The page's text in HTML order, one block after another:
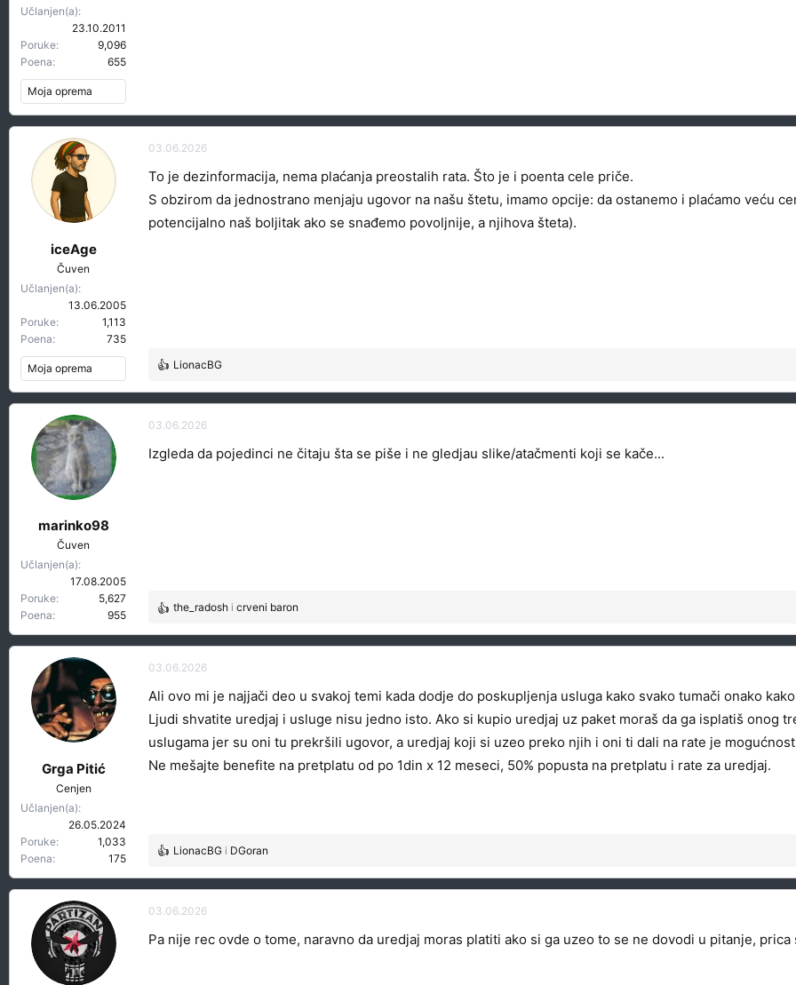
Učlanjen(a)
23.10.2011
Poruke
9,096
Poena
655
Moja oprema
iceAge
Čuven
Učlanjen(a)
13.06.2005
Poruke
1,113
Poena
735
Moja oprema
03.06.2026
To je dezinformacija, nema plaćanja preostalih rata. Što je i poenta cele priče.
S obzirom da jednostrano menjaju ugovor na našu štetu, imamo opcije: da ostanemo i plaćamo veću
potencijalno naš boljitak ako se snađemo povoljnije, a njihova šteta).
R
a
g
v
LionacBG
marinko98
Čuven
Učlanjen(a)
17.08.2005
Poruke
5,627
Poena
955
03.06.2026
Izgleda da pojedinci ne čitaju šta se piše i ne gledjau slike/atačmenti koji se kače...
R
e
a
g
v
a
j
a
the_radosh i crveni baron
Grga Pitić
Cenjen
Učlanjen(a)
26.05.2024
Poruke
1,033
Poena
175
03.06.2026
Ali ovo mi je najjači deo u svakoj temi kada dodje do poskupljenja usluga kako svako tumači onako
Ljudi shvatite uredjaj i usluge nisu jedno isto. Ako si kupio uredjaj uz paket moraš da ga isplatiš onog
uslugama jer su oni tu prekršili ugovor, a uredjaj koji si uzeo preko njih i oni ti dali na rate je
Ne mešajte benefite na pretplatu od po 1din x 12 meseci, 50% popusta na pretplatu i rate za uredjaj.
R
a
g
v
LionacBG i DGoran
03.06.2026
Pa nije rec ovde o tome, naravno da uredjaj moras platiti ako si ga uzeo to se ne dovodi u pitanje, prica